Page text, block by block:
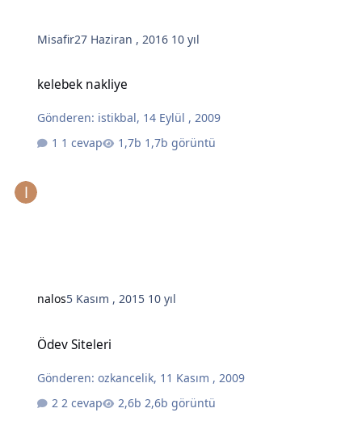
Misafir27 Haziran , 2016 10 yıl
kelebek nakliye
Gönderen: istikbal, 14 Eylül , 2009
1 cevap
1,7b görüntü
nalos5 Kasım , 2015 10 yıl
Ödev Siteleri
Gönderen:ozkancelik, 11 Kasım , 2009
2 cevap
2,6b görüntü